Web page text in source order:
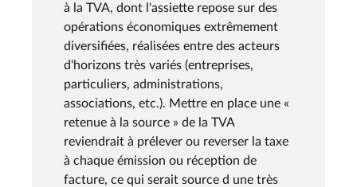
à la TVA, dont l'assiette repose sur des
opérations économiques extrêmement
diversifiées, réalisées entre des acteurs
d'horizons très variés (entreprises,
particuliers, administrations,
associations, etc.). Mettre en place une «
retenue à la source » de la TVA
reviendrait à prélever ou reverser la taxe
à chaque émission ou réception de
facture, ce qui serait source d une très